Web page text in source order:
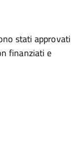
stati approvati
finanziati e